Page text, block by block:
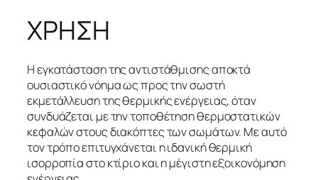
ΧΡΗΣΗ
Η εγκατάσταση της αντιστάθμισης αποκτά
ουσιαστικό νόημα ως προς την σωστή
εκμετάλλευση της θερμικής ενέργειας, όταν
συνδυάζεται με την τοποθέτηση θερμοστατικών
κεφαλών στους διακόπτες των σωμάτων. Με αυτό
τον τρόπο επιτυγχάνεται η ιδανική θερμική
ισορροπία στο κτίριο και η μέγιστη εξοικονόμηση